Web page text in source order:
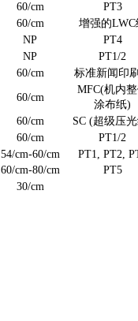
60/cm
PT3
60/cm
增强的LWC
NP
PT4
NP
PT1/2
60/cm 标准新闻印
60/cm
MFC(机内
涂布纸)
60/cm
SC (超级压
60/cm
PT1/2
54/cm-60/cm
PT1, PT2,
60/cm-80/cm
PT5
30/cm